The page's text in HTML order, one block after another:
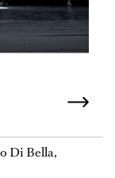
Di Bella,